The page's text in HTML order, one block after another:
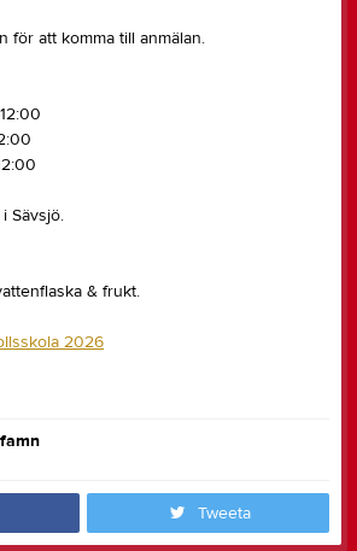
för att komma till anmälan.
Sävsjö.
& frukt.
2026
Tweeta